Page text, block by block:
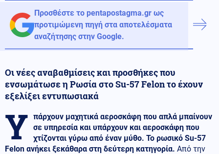
Προσθέστε το pentapostagma.gr ως
προτιμώμενη πηγή στα αποτελέσματα
αναζήτησης στην Google.
Οι νέες αναβαθμίσεις και προσθήκες που
ενσωμάτωσε η Ρωσία στο Su-57 Felon το έχουν
εξελίξει εντυπωσιακά
Υ πάρχουν μαχητικά αεροσκάφη που απλά μπαίνουν
σε υπηρεσία και υπάρχουν και αεροσκάφη που
χτίζονται γύρω από έναν μύθο. Το ρωσικό Su-57
Felon ανήκει ξεκάθαρα στη δεύτερη κατηγορία. Από την